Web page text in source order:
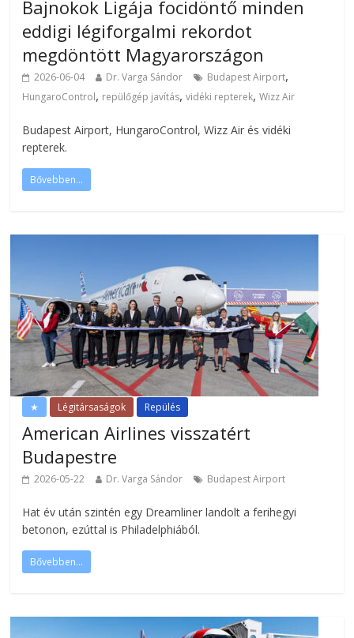
Bajnokok Ligája focidöntő minden
eddigi légiforgalmi rekordot
megdöntött Magyarországon
2026-06-04 Dr. Varga Sándor Budapest Airport,
HungaroControl, repülőgép javítás,vidéki repterek,Wizz Air
Budapest Airport, HungaroControl, Wizz Air és vidéki
repterek.
Bővebben...
★ Légitársaságok Repülés
American Airlines visszatért
Budapestre
2026-05-22 Dr. Varga Sándor Budapest Airport
Hat év után szintén egy Dreamliner landolt a ferihegyi
betonon, ezúttal is Philadelphiából.
Bővebben...